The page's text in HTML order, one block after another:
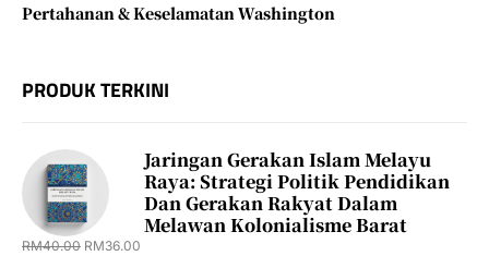
Pertahanan & Keselamatan Washington
PRODUK TERKINI
Jaringan Gerakan Islam Melayu
Raya: Strategi Politik Pendidikan
Dan Gerakan Rakyat Dalam
Melawan Kolonialisme Barat
RM40.00 RM36.00